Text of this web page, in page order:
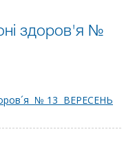
здоров'я №
№ 13 ВЕРЕСЕНЬ